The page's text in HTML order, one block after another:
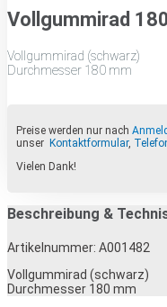
Vollgummirad 180
Vollgummirad (schwarz)
Durchmesser 180 mm
Preise werden nur nach
unser Kontaktformular,
Vielen Dank!
Beschreibung &
Artikelnummer: A001482
Vollgummirad (schwarz)
Durchmesser 180 mm